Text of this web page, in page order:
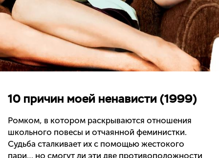
10 причин моей ненависти (1999)
Ромком, в котором раскрываются отношения
школьного повесы и отчаянной феминистки.
Судьба сталкивает их с помощью жестокого
пари… но смогут ли эти две противоположности